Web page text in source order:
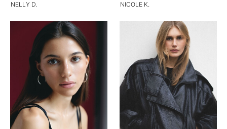
NELLY D. NICOLE K.